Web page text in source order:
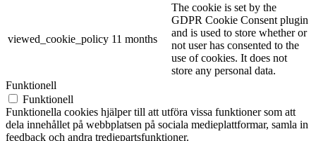
viewed_cookie_policy 11 months
The cookie is set by the
GDPR Cookie Consent plugin
and is used to store whether or
not user has consented to the
use of cookies. It does not
store any personal data.
Funktionell
Funktionell
Funktionella cookies hjälper till att utföra vissa funktioner som att
dela innehållet på webbplatsen på sociala medieplattformar, samla in
feedback och andra tredjepartsfunktioner.